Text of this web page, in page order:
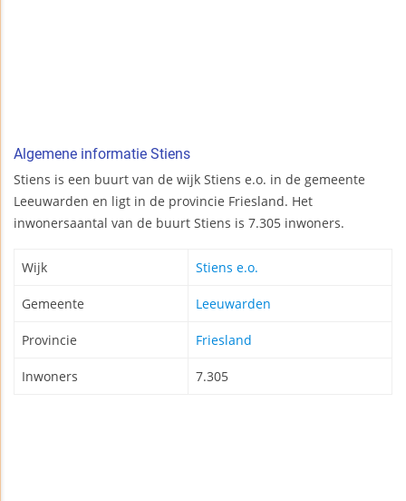
Algemene informatie Stiens
Stiens is een buurt van de wijk Stiens e.o. in de gemeente
Leeuwarden en ligt in de provincie Friesland. Het
inwonersaantal van de buurt Stiens is 7.305 inwoners.
Wijk Stiens e.o.
Gemeente Leeuwarden
Provincie Friesland
Inwoners 7.305